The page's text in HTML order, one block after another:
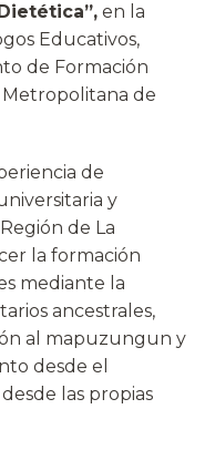
en la
Educativos,
de Formación
Metropolitana de
de
y
de La
la formación
mediante la
ancestrales,
al mapuzungun y
desde el
las propias